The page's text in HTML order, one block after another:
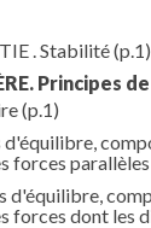
. Stabilité(p.1)
Principes
(p.1)
d'équilibre,
forces parallèles
d'équilibre,
forces dont les